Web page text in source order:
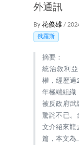
外通訊
By 花俊雄 /
俄羅斯
摘要：
統治敘利
權，經歷過
年極端組織
被反政府武
驚詫不已。
文介紹來龍
篇，本文為